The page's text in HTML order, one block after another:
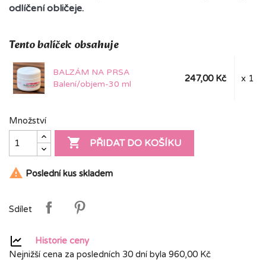
odlíčení obličeje.
Tento balíček obsahuje
BALZÁM NA PRSA
Balení/objem-30 ml
247,00 Kč x 1
Množství
 PŘIDAT DO KOŠÍKU
 Poslední kus skladem
Sdílet
Historie ceny
Nejnižší cena za posledních 30 dní byla 960,00 Kč